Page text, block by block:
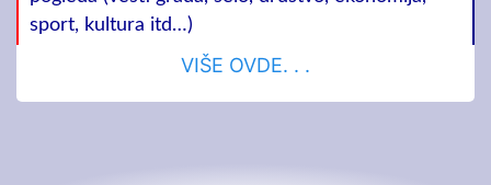
sport, kultura itd…)
VIŠE OVDE. . .